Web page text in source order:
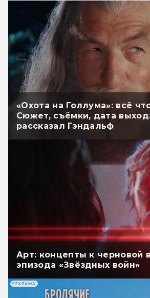
«Охота на Голлума»: всё
Сюжет, съёмки, дата
рассказал Гэндальф
Арт: концепты к черновой
эпизода «Звёздных войн»
РЕКЛАМА